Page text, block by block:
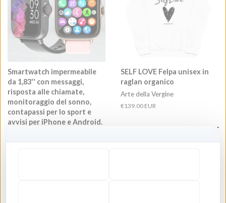
Smartwatch impermeabile
da 1,83'' con messaggi,
risposta alle chiamate,
monitoraggio del sonno,
contapassi per lo sport e
avvisi per iPhone e Android.
SELF LOVE Felpa unisex in
raglan organico
Arte della Vergine
Prezzo
€139.00 EUR